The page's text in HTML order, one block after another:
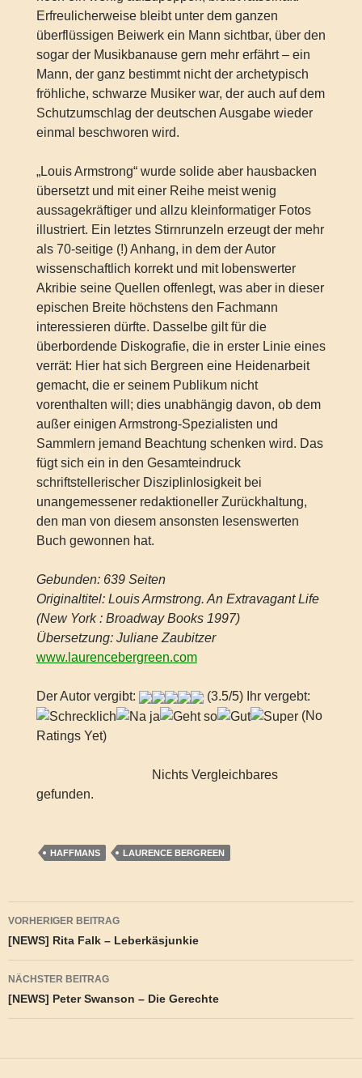
Erfreulicherweise bleibt unter dem ganzen
überflüssigen Beiwerk ein Mann sichtbar, über den
sogar der Musikbanause gern mehr erfährt – ein
Mann, der ganz bestimmt nicht der archetypisch
fröhliche, schwarze Musiker war, der auch auf dem
Schutzumschlag der deutschen Ausgabe wieder
einmal beschworen wird.
„Louis Armstrong“ wurde solide aber hausbacken
übersetzt und mit einer Reihe meist wenig
aussagekräftiger und allzu kleinformatiger Fotos
illustriert. Ein letztes Stirnrunzeln erzeugt der mehr
als 70-seitige (!) Anhang, in dem der Autor
wissenschaftlich korrekt und mit lobenswerter
Akribie seine Quellen offenlegt, was aber in dieser
epischen Breite höchstens den Fachmann
interessieren dürfte. Dasselbe gilt für die
überbordende Diskografie, die in erster Linie eines
verrät: Hier hat sich Bergreen eine Heidenarbeit
gemacht, die er seinem Publikum nicht
vorenthalten will; dies unabhängig davon, ob dem
außer einigen Armstrong-Spezialisten und
Sammlern jemand Beachtung schenken wird. Das
fügt sich ein in den Gesamteindruck
schriftstellerischer Disziplinlosigkeit bei
unangemessener redaktioneller Zurückhaltung,
den man von diesem ansonsten lesenswerten
Buch gewonnen hat.
Gebunden: 639 Seiten
Originaltitel: Louis Armstrong. An Extravagant Life
(New York : Broadway Books 1997)
Übersetzung: Juliane Zaubitzer
www.laurencebergreen.com
Der Autor vergibt:
(3.5/5) Ihr vergebt:
(No
Ratings Yet)
Nichts Vergleichbares
gefunden.
HAFFMANS LAURENCE BERGREEN
Beitragsnavigation
VORHERIGER BEITRAG
[NEWS] Rita Falk – Leberkäsjunkie
NÄCHSTER BEITRAG
[NEWS] Peter Swanson – Die Gerechte